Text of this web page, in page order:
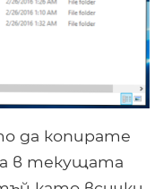
да копирате
в текущата